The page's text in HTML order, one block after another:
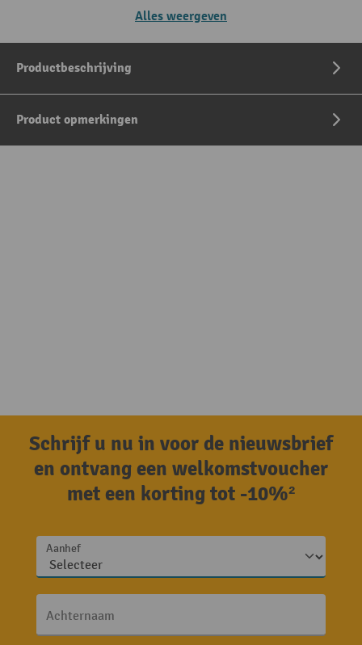
Alles weergeven
Productbeschrijving
Product opmerkingen
Schrijf u nu in voor de nieuwsbrief
en ontvang een welkomstvoucher
met een korting tot -10%²
Aanhef
Achternaam